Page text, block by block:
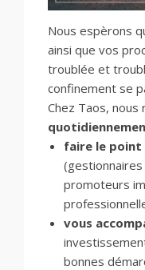
Nous espèrons
ainsi que vos
troublée et
confinement se
Chez Taos,
faire le point
promoteurs
vous
bonnes